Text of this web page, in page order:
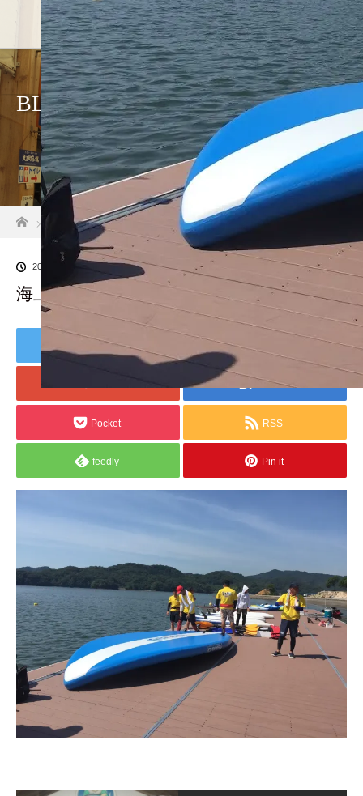
ホーム 店舗紹介 アクセ
BLOG
ホーム
ブログ一覧 海上アスレ7
2018.07.14
海上アスレ7
Tweet
Hatena
Pocket RSS
feedly Pin it